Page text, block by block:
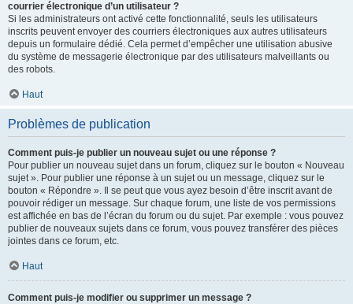
courrier électronique d’un utilisateur ?
Si les administrateurs ont activé cette fonctionnalité, seuls les utilisateurs
inscrits peuvent envoyer des courriers électroniques aux autres utilisateurs
depuis un formulaire dédié. Cela permet d’empêcher une utilisation abusive
du système de messagerie électronique par des utilisateurs malveillants ou
des robots.
Haut
Problèmes de publication
Comment puis-je publier un nouveau sujet ou une réponse ?
Pour publier un nouveau sujet dans un forum, cliquez sur le bouton « Nouveau
sujet ». Pour publier une réponse à un sujet ou un message, cliquez sur le
bouton « Répondre ». Il se peut que vous ayez besoin d’être inscrit avant de
pouvoir rédiger un message. Sur chaque forum, une liste de vos permissions
est affichée en bas de l’écran du forum ou du sujet. Par exemple : vous pouvez
publier de nouveaux sujets dans ce forum, vous pouvez transférer des pièces
jointes dans ce forum, etc.
Haut
Comment puis-je modifier ou supprimer un message ?